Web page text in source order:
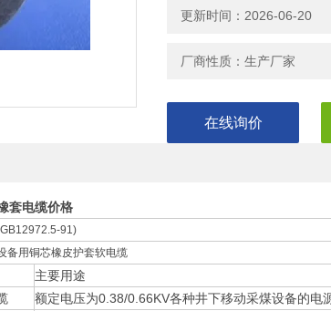
更新时间：2026-06-20
厂商性质：生产厂家
在线询价
套电缆价格
91)
备用铜芯橡皮护套软电缆
主要用途
额定电压为0.38/0.66KV各种井下移动采煤设备的电